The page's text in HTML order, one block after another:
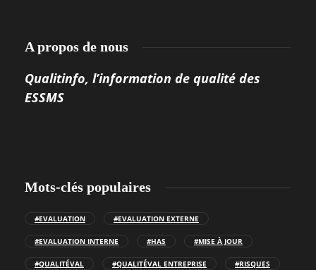
A propos de nous
Qualitinfo, l’information de qualité des
ESSMS
Mots-clés populaires
#EVALUATION #EVALUATION EXTERNE
#EVALUATION INTERNE #HAS #MISE À JOUR
#QUALITÉVAL #QUALITÉVAL ENTREPRISE #RISQUES